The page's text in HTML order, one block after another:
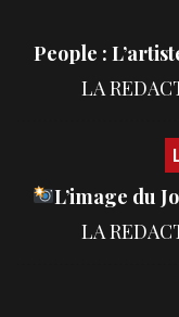
People :
L’image du